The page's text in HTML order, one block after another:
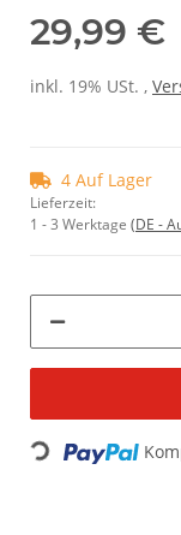
29,99 €
inkl. 19% USt. ,
4 Auf Lager
Lieferzeit:
1 - 3 Werktage (DE -
Loading...